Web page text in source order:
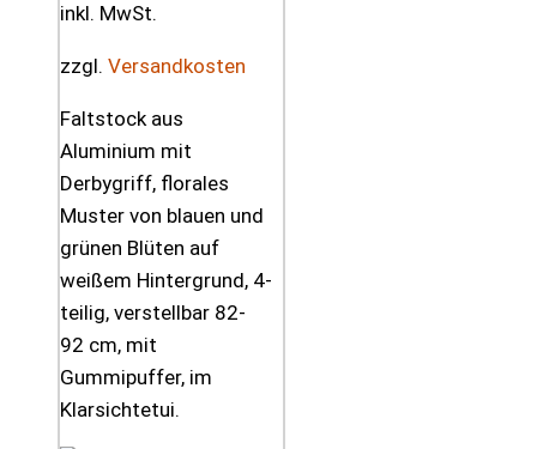
inkl. MwSt.
zzgl. Versandkosten
Faltstock aus
Aluminium mit
Derbygriff, florales
Muster von blauen und
grünen Blüten auf
weißem Hintergrund, 4-
teilig, verstellbar 82-
92 cm, mit
Gummipuffer, im
Klarsichtetui.